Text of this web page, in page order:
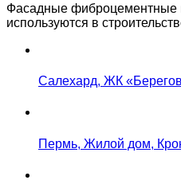
Фасадные фиброцементные
используются в
Салехард, ЖК
Пермь, Жилой дом,